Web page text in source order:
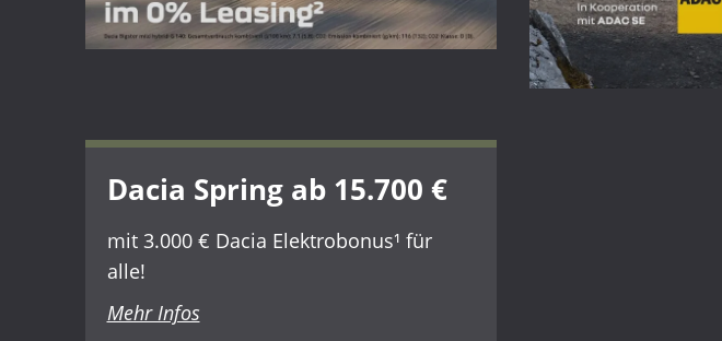
Dacia Spring ab 15.700 €
mit 3.000 € Dacia Elektrobonus¹ für
alle!
Mehr Infos